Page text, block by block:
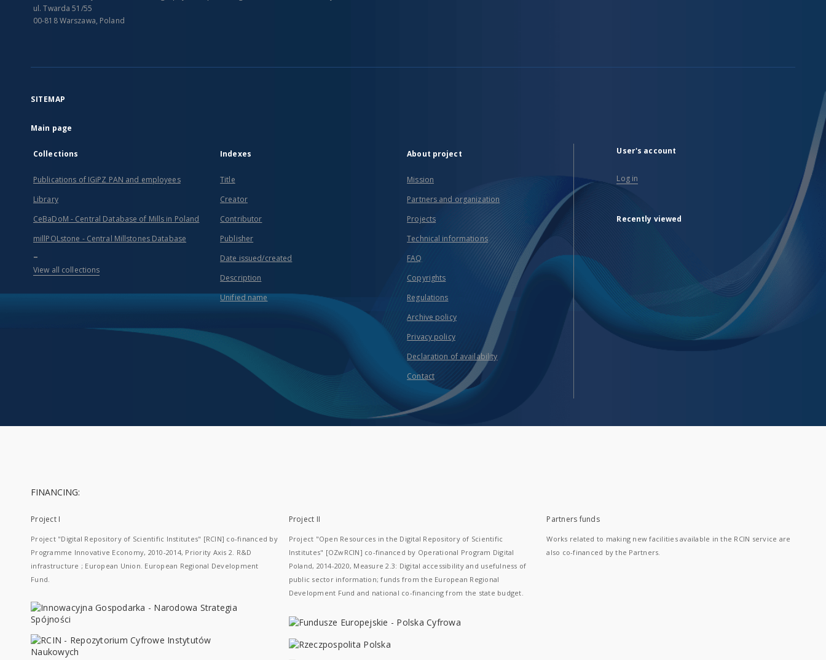
ul. Twarda 51/55
00-818 Warszawa, Poland
SITEMAP
Main page
Collections
Publications of IGiPZ PAN and employees
Library
CeBaDoM - Central Database of Mills in Poland
millPOLstone - Central Millstones Database
...
View all collections
Indexes
Title
Creator
Contributor
Publisher
Date issued/created
Description
Unified name
About project
Mission
Partners and organization
Projects
Technical informations
FAQ
Copyrights
Regulations
Archive policy
Privacy policy
Declaration of availability
Contact
User's account
Log in
Recently viewed
FINANCING:
Project I
Project "Digital Repository of Scientific Institutes" [RCIN] co-financed by
Programme Innovative Economy, 2010-2014, Priority Axis 2. R&D
infrastructure ; European Union. European Regional Development
Fund.
Project II
Project "Open Resources in the Digital Repository of Scientific
Institutes" [OZwRCIN] co-financed by Operational Program Digital
Poland, 2014-2020, Measure 2.3: Digital accessibility and usefulness of
public sector information; funds from the European Regional
Development Fund and national co-financing from the state budget.
Partners funds
Works related to making new facilities available in the RCIN service are
also co-financed by the Partners.